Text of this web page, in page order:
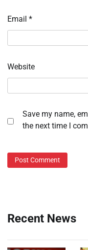
Email *
Website
Save my name,
the next time I
Recent News